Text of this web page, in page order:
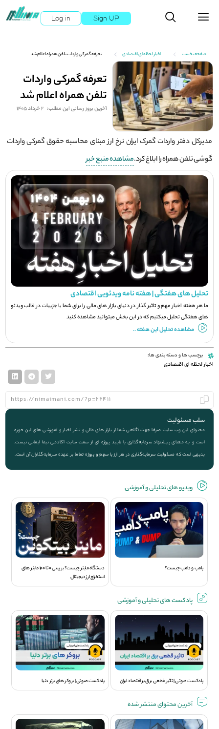
Log in Sign UP
صفحه نخست اخبار لحظه ای اقتصادی تعرفه گمرکی واردات تلفن همراه اعلام شد
تعرفه گمرکی واردات
تلفن همراه اعلام شد
آخرین بروز رسانی این مطلب: 2 خرداد 1405
مدیرکل دفتر واردات گمرک ایران نرخ ارز مبنای محاسبه حقوق گمرکی واردات
گوشی تلفن همراه را ابلاغ کرد.مشاهده منبع خبر
تحلیل های هفتگی | هفته نامه ویدئویی اقتصادی
ما هر هفته اخبار مهم و تاثیر گذار در دنیای بازار های مالی را برای شما با جزيیات در قالب ویدئو
های هفتگی تحلیل میکنیم که در این بخش میتوانید مشاهده کنید
مشاهده تحلیل این هفته ..
برچسب ها و دسته بندی ها:
اخبار لحظه ای اقتصادی
سلب مسئولیت
محتوای این وب سایت صرفا جهت آگاهی شما از بازار های مالی و نشر اخبار و آموزشی های این حوزه
است و به معنای پیشنهاد سرمایه‌گذاری یا تایید پروژه ای از سمت سایت آکادمی نیما ایمانی نیست.
بدیهی است که مسئولیت سرمایه‌گذاری در هر ارز یا سهم و پروژه تماما بر عهده سرمایه‌گذاران آن است.
ویديو های تحلیلی و آموزشی
پامپ و دامپ چیست؟
دستگاه ماینر چیست؟ بررسی 0 تا 100 ماینر های
استخراج ارز دیجیتال
پادکست های تحلیلی و آموزشی
پادکست صوتی | تاثیر قطعی برق بر اقتصاد ایران پادکست صوتی | بروکر های برتر دنیا
آخرین محتوای منتشر شده